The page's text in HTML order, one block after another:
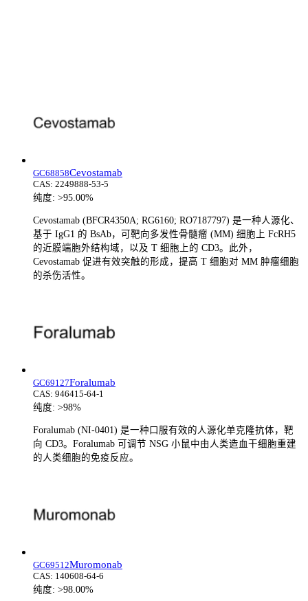
GC68858Cevostamab
CAS: 2249888-53-5
纯度: >95.00%
Cevostamab (BFCR4350A; RG6160; RO7187797) 是一种人源化、
基于 IgG1 的 BsAb，可靶向多发性骨髓瘤 (MM) 细胞上 FcRH5
的近膜端胞外结构域，以及 T 细胞上的 CD3。此外，
Cevostamab 促进有效突触的形成，提高 T 细胞对 MM 肿瘤细胞
的杀伤活性。
GC69127Foralumab
CAS: 946415-64-1
纯度: >98%
Foralumab (NI-0401) 是一种口服有效的人源化单克隆抗体，靶
向 CD3。Foralumab 可调节 NSG 小鼠中由人类造血干细胞重建
的人类细胞的免疫反应。
GC69512Muromonab
CAS: 140608-64-6
纯度: >98.00%